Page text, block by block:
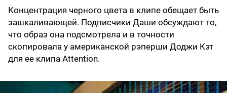
Концентрация черного цвета в клипе обещает быть
зашкаливающей. Подписчики Даши обсуждают то,
что образ она подсмотрела и в точности
скопировала у американской рэперши Доджи Кэт
для ее клипа Attention.